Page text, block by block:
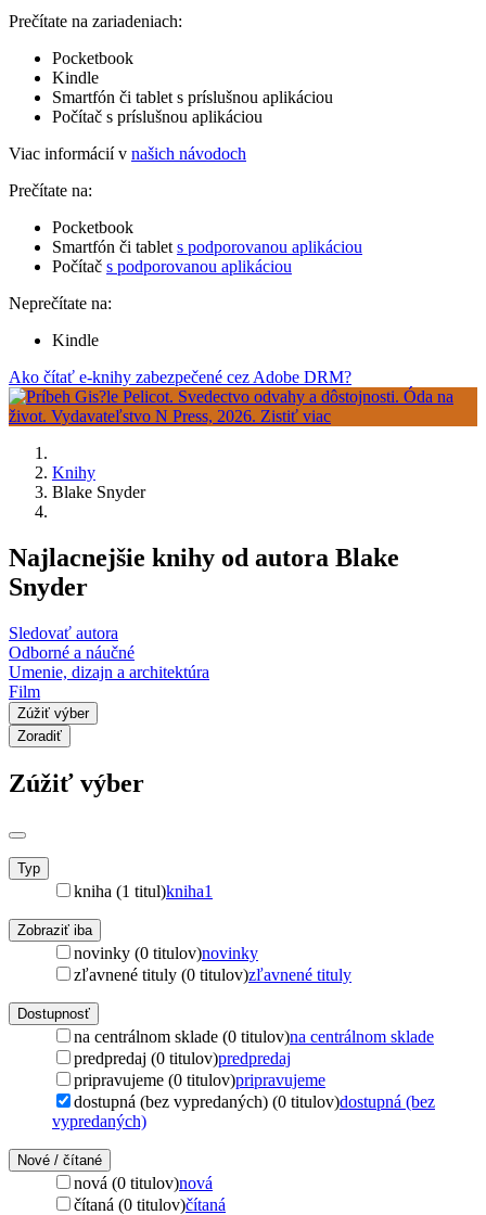
Prečítate na zariadeniach:
Pocketbook
Kindle
Smartfón či tablet s príslušnou aplikáciou
Počítač s príslušnou aplikáciou
Viac informácií v našich návodoch
Prečítate na:
Pocketbook
Smartfón či tablet s podporovanou aplikáciou
Počítač s podporovanou aplikáciou
Neprečítate na:
Kindle
Ako čítať e-knihy zabezpečené cez Adobe DRM?
Knihy
Blake Snyder
Najlacnejšie knihy od autora Blake
Snyder
Sledovať autora
Odborné a náučné
Umenie, dizajn a architektúra
Film
Zúžiť výber
Zoradiť
Zúžiť výber
Typ
kniha (1 titul)kniha1
Zobraziť iba
novinky (0 titulov)novinky
zľavnené tituly (0 titulov)zľavnené tituly
Dostupnosť
na centrálnom sklade (0 titulov)na centrálnom sklade
predpredaj (0 titulov)predpredaj
pripravujeme (0 titulov)pripravujeme
dostupná (bez vypredaných) (0 titulov)dostupná (bez
vypredaných)
Nové / čítané
nová (0 titulov)nová
čítaná (0 titulov)čítaná